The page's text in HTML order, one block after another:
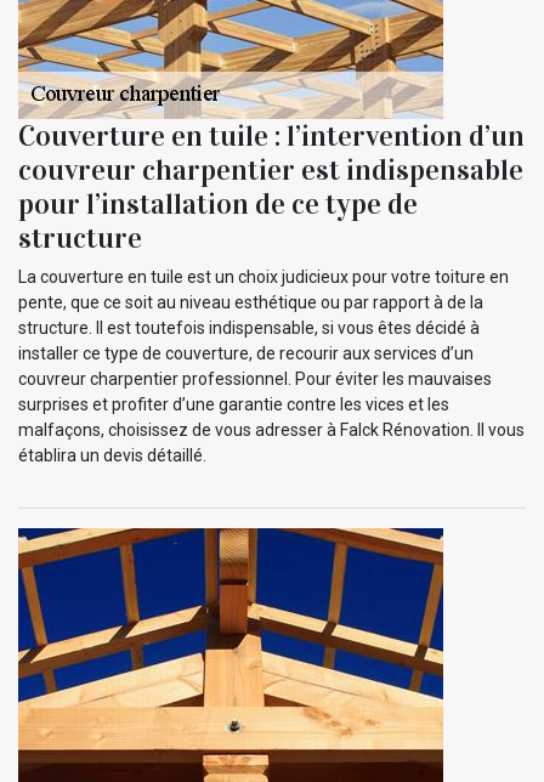
Couverture en tuile : l’intervention d’un
couvreur charpentier est indispensable
pour l’installation de ce type de
structure
La couverture en tuile est un choix judicieux pour votre toiture en
pente, que ce soit au niveau esthétique ou par rapport à de la
structure. Il est toutefois indispensable, si vous êtes décidé à
installer ce type de couverture, de recourir aux services d’un
couvreur charpentier professionnel. Pour éviter les mauvaises
surprises et profiter d’une garantie contre les vices et les
malfaçons, choisissez de vous adresser à Falck Rénovation. Il vous
établira un devis détaillé.